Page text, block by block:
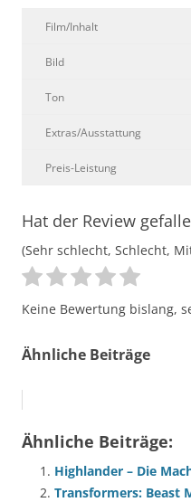
Film/Inhalt
Bild
Ton
Extras/Ausstattung
Preis-Leistung
Hat der Review
(Sehr schlecht, Schlecht,
Keine Bewertung bislang,
Ähnliche Beiträge
Ähnliche Beiträge:
Highlander – Die
Transformers: Beast